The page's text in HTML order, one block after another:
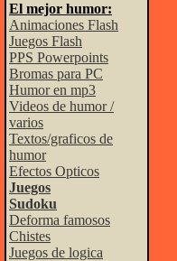
El mejor humor:
Animaciones Flash
Juegos Flash
PPS Powerpoints
Bromas para PC
Humor en mp3
Videos de humor /
varios
Textos/graficos de
humor
Efectos Opticos
Juegos
Sudoku
Deforma famosos
Chistes
Juegos de logica